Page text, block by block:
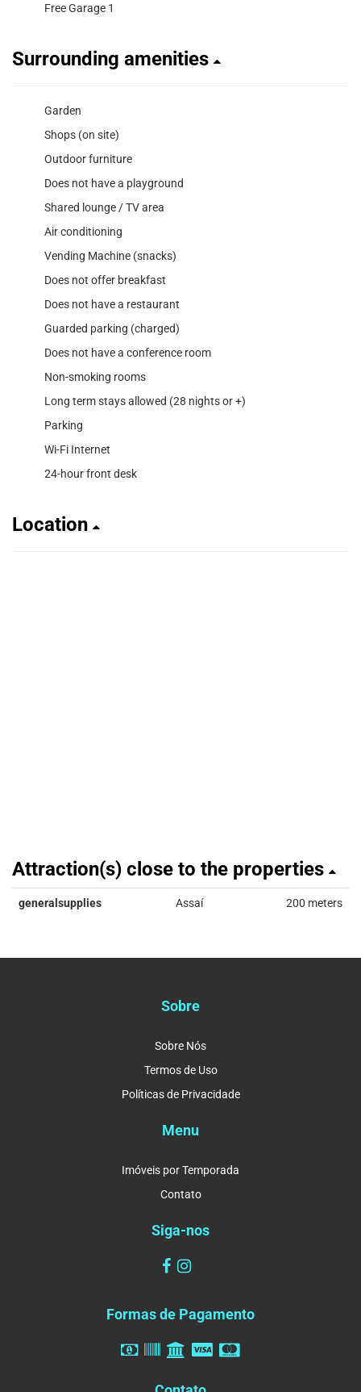
Free Garage 1
Surrounding amenities
Garden
Shops (on site)
Outdoor furniture
Does not have a playground
Shared lounge / TV area
Air conditioning
Vending Machine (snacks)
Does not offer breakfast
Does not have a restaurant
Guarded parking (charged)
Does not have a conference room
Non-smoking rooms
Long term stays allowed (28 nights or +)
Parking
Wi-Fi Internet
24-hour front desk
Location
Attraction(s) close to the properties
generalsupplies Assaí 200 meters
Sobre
Sobre Nós
Termos de Uso
Políticas de Privacidade
Menu
Imóveis por Temporada
Contato
Siga-nos
Formas de Pagamento